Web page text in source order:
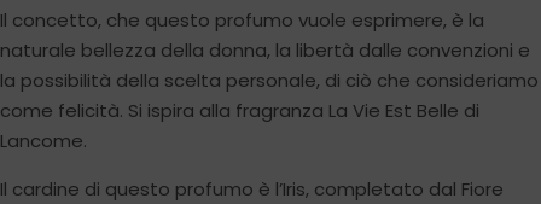
Il concetto, che questo profumo vuole esprimere, è la
naturale bellezza della donna, la libertà dalle convenzioni e
la possibilità della scelta personale, di ciò che consideriamo
come felicità. Si ispira alla fragranza La Vie Est Belle di
Lancome.
Il cardine di questo profumo è l’Iris, completato dal Fiore